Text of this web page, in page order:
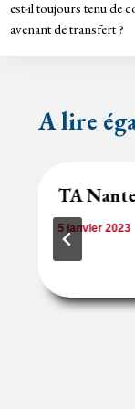
l’article
est-il toujours tenu de
avenant de transfert ?
A lire
TA
5 janvier 2023